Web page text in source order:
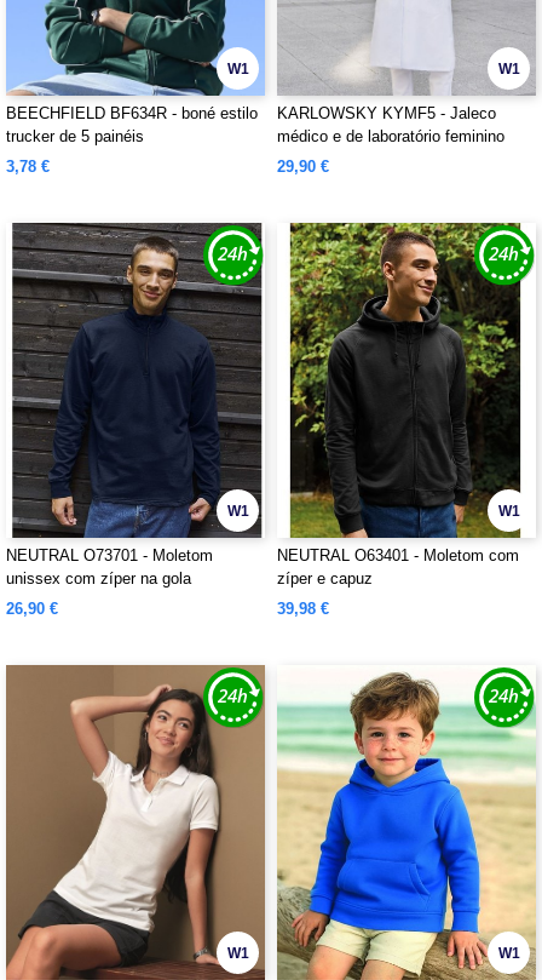
W1
BEECHFIELD BF634R - boné estilo
trucker de 5 painéis
3,78 €
W1
KARLOWSKY KYMF5 - Jaleco
médico e de laboratório feminino
29,90 €
W1
NEUTRAL O73701 - Moletom
unissex com zíper na gola
26,90 €
W1
NEUTRAL O63401 - Moletom com
zíper e capuz
39,98 €
W1 W1